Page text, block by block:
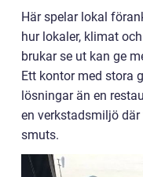
Här spelar lokal
hur lokaler, klimat
brukar se ut kan ge
Ett kontor med stora
lösningar än en
en verkstadsmiljö
smuts.